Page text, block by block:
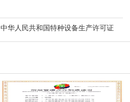
中华人民共和国特种设备生产许可证